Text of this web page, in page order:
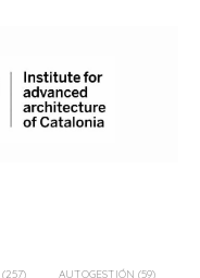
(257) AUTOGESTIÓN (59)